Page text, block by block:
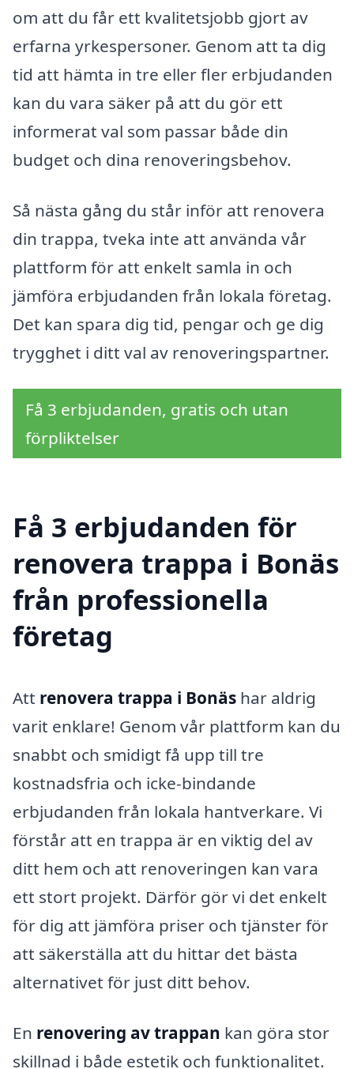
om att du får ett kvalitetsjobb gjort av
erfarna yrkespersoner. Genom att ta dig
tid att hämta in tre eller fler erbjudanden
kan du vara säker på att du gör ett
informerat val som passar både din
budget och dina renoveringsbehov.
Så nästa gång du står inför att renovera
din trappa, tveka inte att använda vår
plattform för att enkelt samla in och
jämföra erbjudanden från lokala företag.
Det kan spara dig tid, pengar och ge dig
trygghet i ditt val av renoveringspartner.
Få 3 erbjudanden, gratis och utan
förpliktelser
Få 3 erbjudanden för
renovera trappa i Bonäs
från professionella
företag
Att renovera trappa i Bonäs har aldrig
varit enklare! Genom vår plattform kan du
snabbt och smidigt få upp till tre
kostnadsfria och icke-bindande
erbjudanden från lokala hantverkare. Vi
förstår att en trappa är en viktig del av
ditt hem och att renoveringen kan vara
ett stort projekt. Därför gör vi det enkelt
för dig att jämföra priser och tjänster för
att säkerställa att du hittar det bästa
alternativet för just ditt behov.
En renovering av trappan kan göra stor
skillnad i både estetik och funktionalitet.